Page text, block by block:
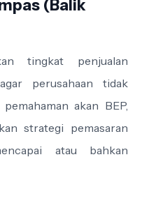
(Balik
tingkat penjualan
perusahaan tidak
akan BEP,
strategi pemasaran
atau bahkan